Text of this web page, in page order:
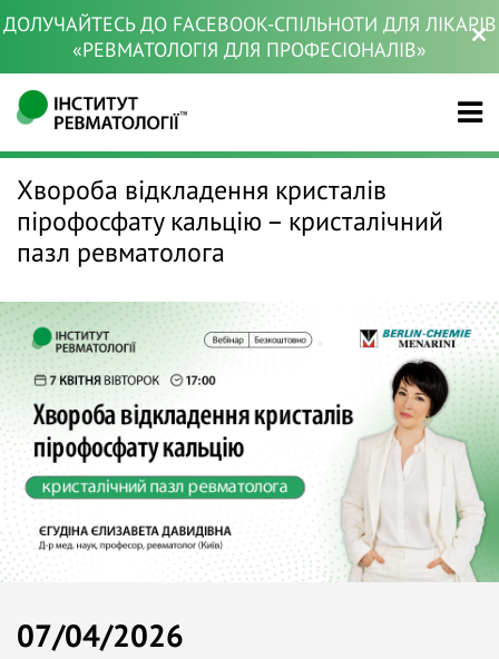
ДОЛУЧАЙТЕСЬ ДО FACEBOOK-СПІЛЬНОТИ ДЛЯ ЛІКАРІВ
«РЕВМАТОЛОГІЯ ДЛЯ ПРОФЕСІОНАЛІВ»
Хвороба відкладення кристалів
пірофосфату кальцію – кристалічний
пазл ревматолога
07/04/2026